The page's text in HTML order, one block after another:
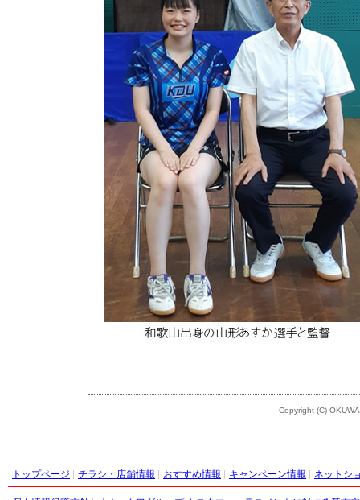
Copyright (C)
トップページ チラシ・店舗情報 おすすめ情報 キャンペーン情報 ネットシ